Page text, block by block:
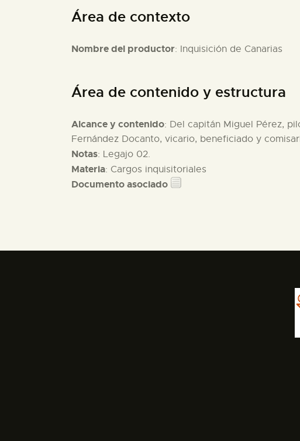
Área de contexto
Nombre del productor: Inquisición de Canarias
Área de contenido y estructura
Alcance y contenido: Del capitán Miguel Pérez,
Fernández Docanto, vicario, beneficiado y
Notas: Legajo 02.
Materia: Cargos inquisitoriales
Documento asociado